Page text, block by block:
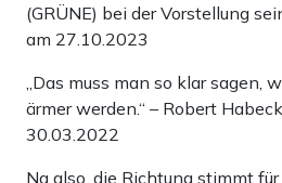
(GRÜNE) bei der Vorstellung
am 27.10.2023
„Das muss man so klar sagen,
ärmer werden.“ – Robert
30.03.2022
Na also, die Richtung stimmt